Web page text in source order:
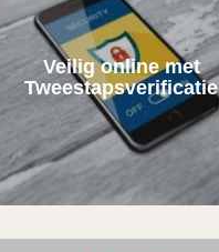
Veilig online met
Tweestapsverificatie